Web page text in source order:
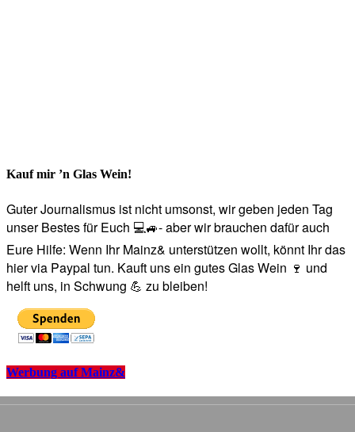
Kauf mir ’n Glas Wein!
Guter Journalismus ist nicht umsonst, wir geben jeden Tag
unser Bestes für Euch 💻🚙- aber wir brauchen dafür auch
Eure Hilfe: Wenn Ihr Mainz& unterstützen wollt, könnt Ihr das
hier via Paypal tun. Kauft uns ein gutes Glas Wein 🍷 und
helft uns, in Schwung 💪 zu bleiben!
Werbung auf Mainz&